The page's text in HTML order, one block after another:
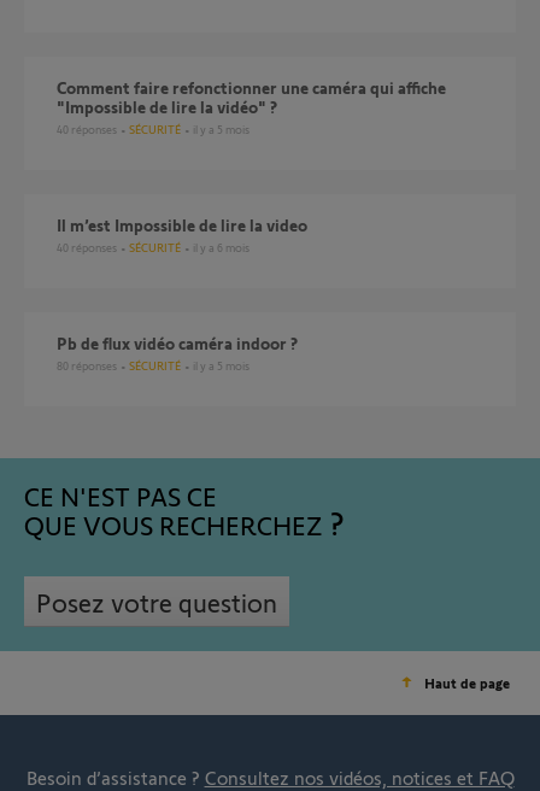
Comment faire refonctionner une caméra qui affiche
"Impossible de lire la vidéo" ?
40 réponses SÉCURITÉ il y a 5 mois
Il m’est Impossible de lire la video
40 réponses SÉCURITÉ il y a 6 mois
Pb de flux vidéo caméra indoor ?
80 réponses SÉCURITÉ il y a 5 mois
CE N'EST PAS CE
QUE VOUS RECHERCHEZ
Posez votre question
Haut de page
Besoin d’assistance ? Consultez nos vidéos, notices et FAQ